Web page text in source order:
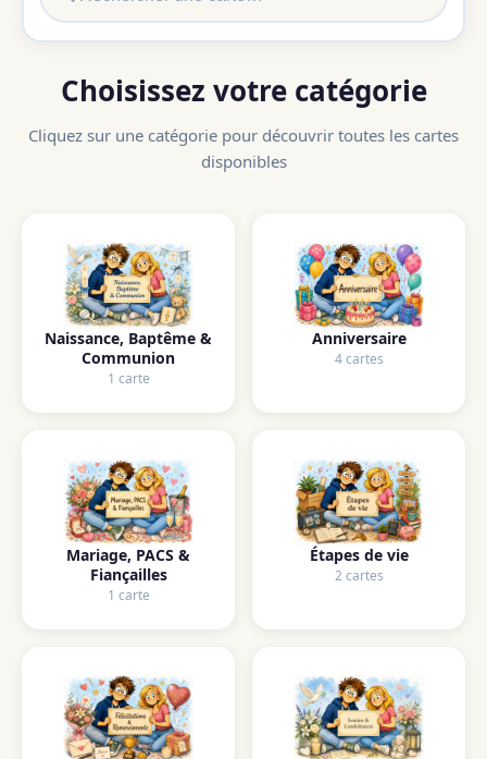
Choisissez votre catégorie
Cliquez sur une catégorie pour découvrir toutes les cartes
disponibles
Naissance, Baptême &
Communion
1 carte
Anniversaire
4 cartes
Mariage, PACS &
Fiançailles
1 carte
Étapes de vie
2 cartes